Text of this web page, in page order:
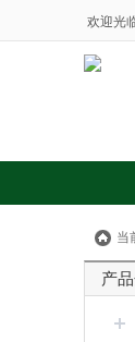
欢迎光
当
产